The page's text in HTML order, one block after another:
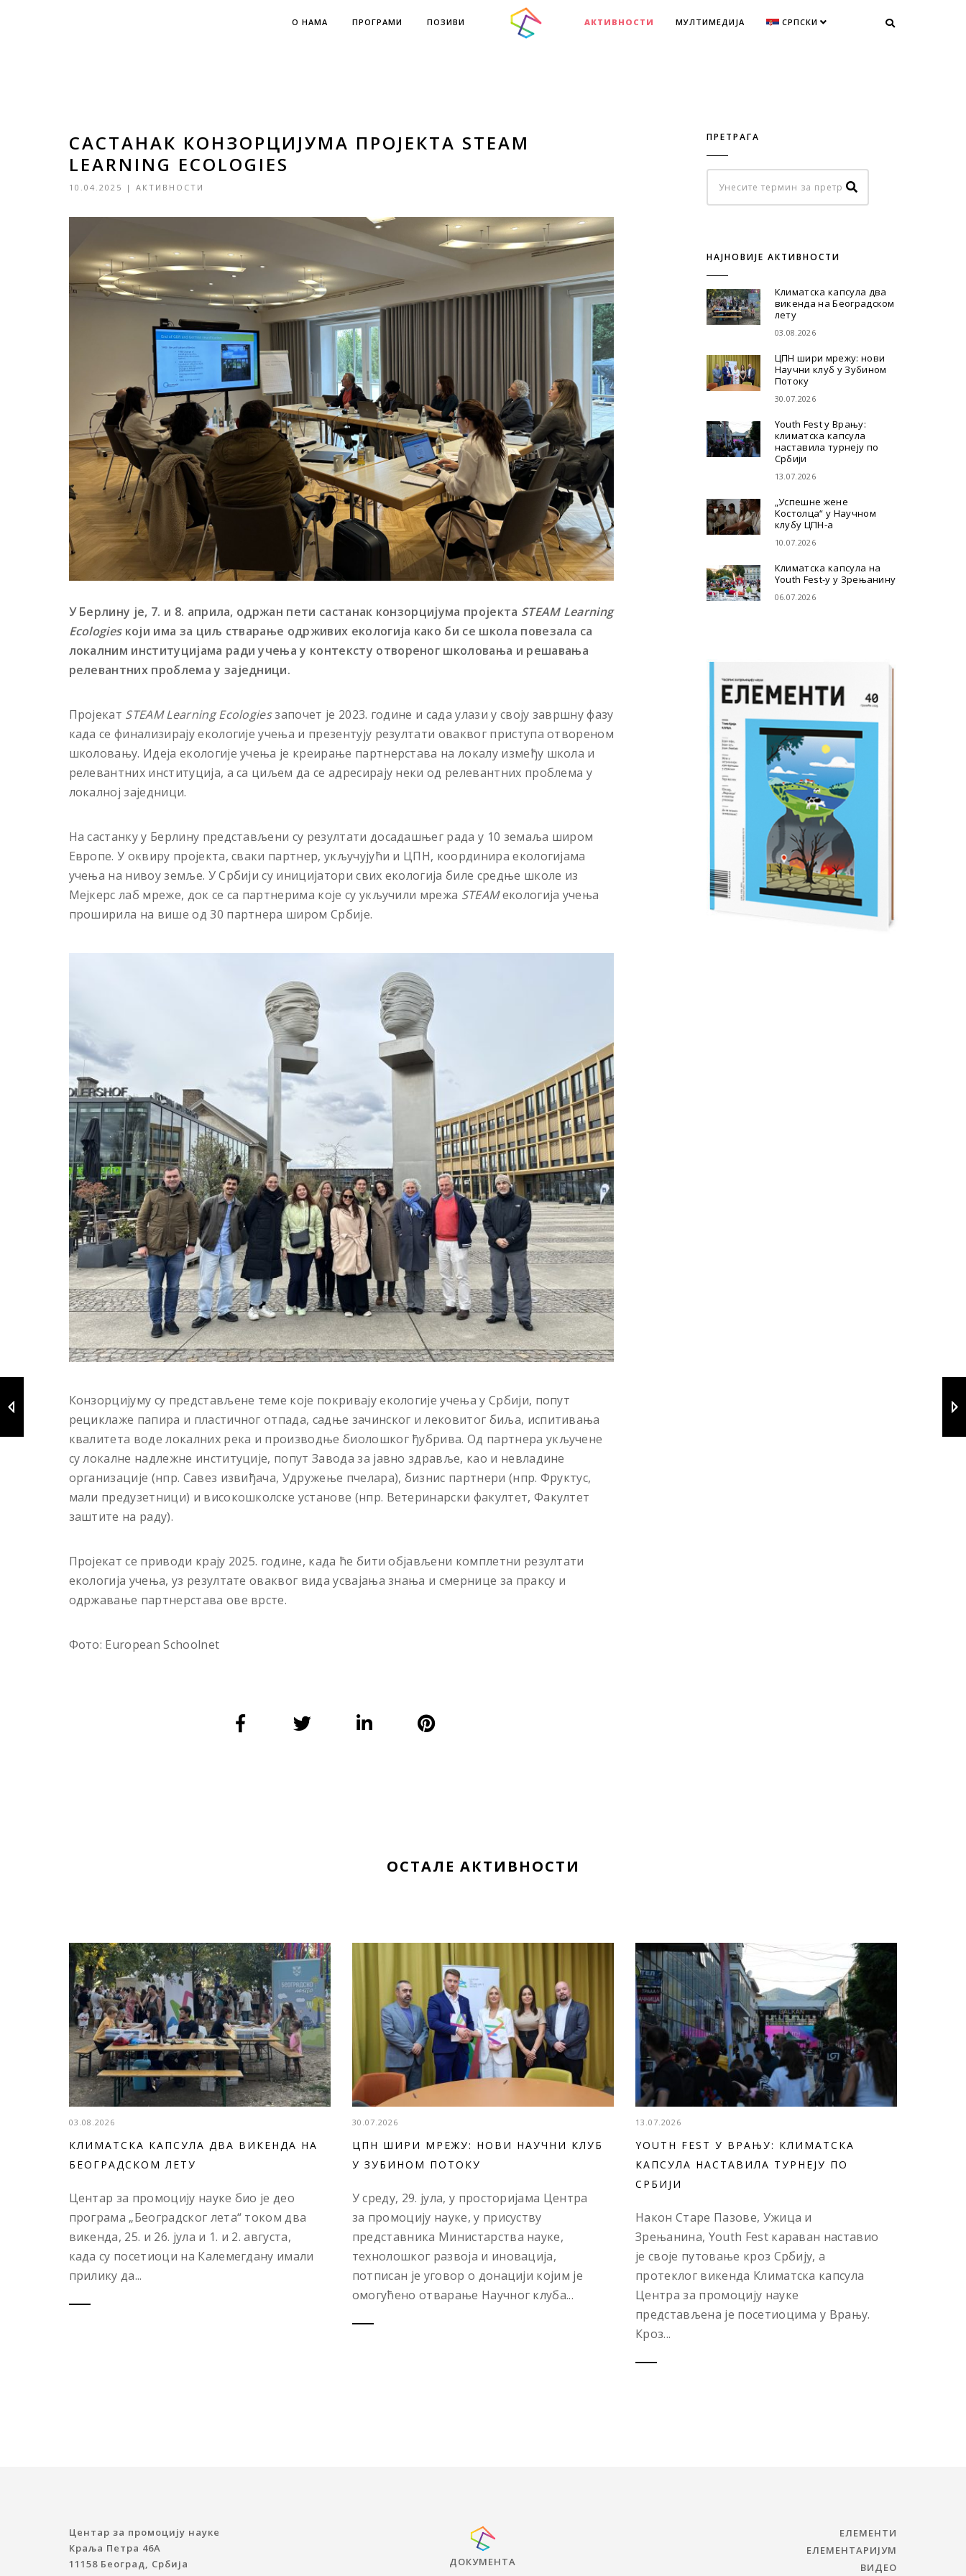
О НАМА ПРОГРАМИ ПОЗИВИ АКТИВНОСТИ МУЛТИМЕДИЈА СРПСКИ
САСТАНАК КОНЗОРЦИЈУМА ПРОЈЕКТА STEAM
LEARNING ECOLOGIES
10.04.2025 | АКТИВНОСТИ
У Берлину је, 7. и 8. априла, одржан пети састанак конзорцијума пројекта STEAM Learning
Ecologiesкоји има за циљ стварање одрживих екологија како би се школа повезала са
локалним институцијама ради учења у контексту отвореног школовања и решавања
релевантних проблема у заједници.
Пројекат STEAM Learning Ecologiesзапочет је 2023. године и сада улази у своју завршну фазу
када се финализирају екологије учења и презентују резултати оваквог приступа отвореном
школовању. Идеја екологије учења је креирање партнерстава на локалу између школа и
релевантних институција, а са циљем да се адресирају неки од релевантних проблема у
локалној заједници.
На састанку у Берлину представљени су резултати досадашњег рада у 10 земаља широм
Европе. У оквиру пројекта, сваки партнер, укључујући и ЦПН, координира екологијама
учења на нивоу земље. У Србији су иницијатори свих екологија биле средње школе из
Мејкерс лаб мреже, док се са партнерима које су укључили мрежа STEAMекологија учења
проширила на више од 30 партнера широм Србије.
Конзорцијуму су представљене теме које покривају екологије учења у Србији, попут
рециклаже папира и пластичног отпада, садње зачинског и лековитог биља, испитивања
квалитета воде локалних река и производње биолошког ђубрива. Од партнера укључене
су локалне надлежне институције, попут Завода за јавно здравље, као и невладине
организације (нпр. Савез извиђача, Удружење пчелара), бизнис партнери (нпр. Фруктус,
мали предузетници) и високошколске установе (нпр. Ветеринарски факултет, Факултет
заштите на раду).
Пројекат се приводи крају 2025. године, када ће бити објављени комплетни резултати
екологија учења, уз резултате оваквог вида усвајања знања и смернице за праксу и
одржавање партнерстава ове врсте.
Фото: European Schoolnet
ПРЕТРАГА
НАЈНОВИЈЕ АКТИВНОСТИ
Климатска капсула два
викенда на Београдском
лету
03.08.2026
ЦПН шири мрежу: нови
Научни клуб у Зубином
Потоку
30.07.2026
Youth Fest у Врању:
климатска капсула
наставила турнеју по
Србији
13.07.2026
„Успешне жене
Костолца“ у Научном
клубу ЦПН-а
10.07.2026
Климатска капсула на
Youth Fest-у у Зрењанину
06.07.2026
ОСТАЛЕ АКТИВНОСТИ
03.08.2026
КЛИМАТСКА КАПСУЛА ДВА ВИКЕНДА НА
БЕОГРАДСКОМ ЛЕТУ
Центар за промоцију науке био је део
програма „Београдског лета“ током два
викенда, 25. и 26. јула и 1. и 2. августа,
када су посетиоци на Калемегдану имали
прилику да...
30.07.2026
ЦПН ШИРИ МРЕЖУ: НОВИ НАУЧНИ КЛУБ
У ЗУБИНОМ ПОТОКУ
У среду, 29. јула, у просторијама Центра
за промоцију науке, у присуству
представника Министарства науке,
технолошког развоја и иновација,
потписан је уговор о донацији којим је
омогућено отварање Научног клуба...
13.07.2026
YOUTH FEST У ВРАЊУ: КЛИМАТСКА
КАПСУЛА НАСТАВИЛА ТУРНЕЈУ ПО
СРБИЈИ
Након Старе Пазове, Ужица и
Зрењанина, Youth Fest караван наставио
је своје путовање кроз Србију, а
протеклог викенда Климатска капсула
Центра за промоцију науке
представљена је посетиоцима у Врању.
Кроз...
Центар за промоцију науке
Краља Петра 46A
11158 Београд, Србија
ДОКУМЕНТА
ЕЛЕМЕНТИ
ЕЛЕМЕНТАРИЈУМ
ВИДЕО